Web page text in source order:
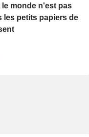
le monde n'est pas
les petits papiers de